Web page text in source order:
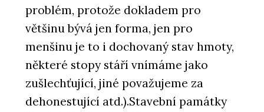
problém, protože dokladem pro
většinu bývá jen forma, jen pro
menšinu je to i dochovaný stav hmoty,
některé stopy stáří vnímáme jako
zušlechťující, jiné považujeme za
dehonestující atd.).Stavební památky